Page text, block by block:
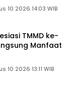
10 2026 14:03 WIB
TMMD ke-
Manfaat
10 2026 13:11 WIB